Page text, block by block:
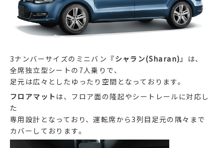
3ナンバーサイズのミニバン『シャラン(Sharan)』は、
全席独立型シートの7人乗りで、
足元は広々としたゆったり空間となっております。
フロアマット は、フロア面の隆起やシートレールに対応し
た
専用設計となっており、運転席から3列目足元の隅々まで
カバーしております。